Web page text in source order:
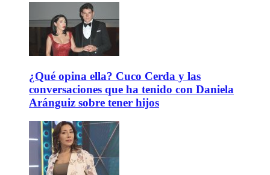
¿Qué opina ella? Cuco Cerda y las
conversaciones que ha tenido con Daniela
Aránguiz sobre tener hijos